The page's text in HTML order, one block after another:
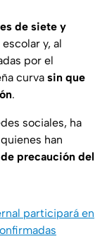
de siete y
y, al
por el
curva sin que
.
sociales, ha
han
precaución del
participará en